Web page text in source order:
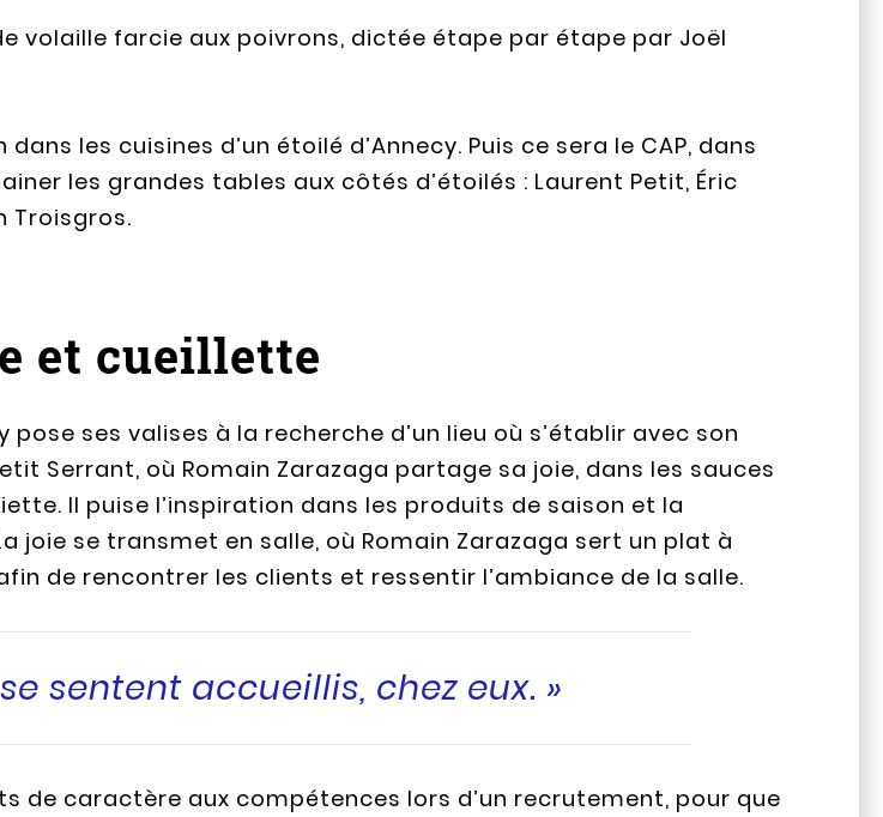
volaille farcie aux poivrons, dictée étape par étape par Joël
les cuisines d’un étoilé d’Annecy. Puis ce sera le CAP, dans
les grandes tables aux côtés d’étoilés : Laurent Petit, Éric
Troisgros.
et cueillette
pose ses valises à la recherche d’un lieu où s’établir avec son
Serrant, où Romain Zarazaga partage sa joie, dans les sauces
Il puise l’inspiration dans les produits de saison et la
joie se transmet en salle, où Romain Zarazaga sert un plat à
de rencontrer les clients et ressentir l’ambiance de la salle.
sentent accueillis, chez eux. »
de caractère aux compétences lors d’un recrutement, pour que